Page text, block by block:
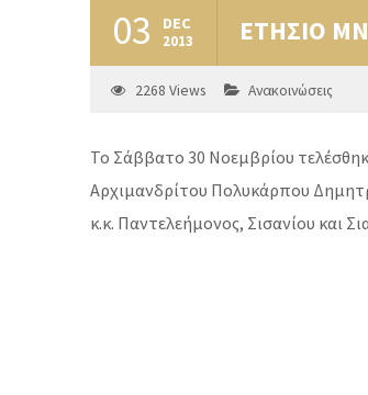
03 DEC
2013 ΕΤΗΣΙΟ
2268 Views Ανακοινώσεις
Το Σάββατο 30 Νοεμβρίου
Αρχιμανδρίτου Πολυκάρπου
κ.κ. Παντελεήμονος, Σισανίου και